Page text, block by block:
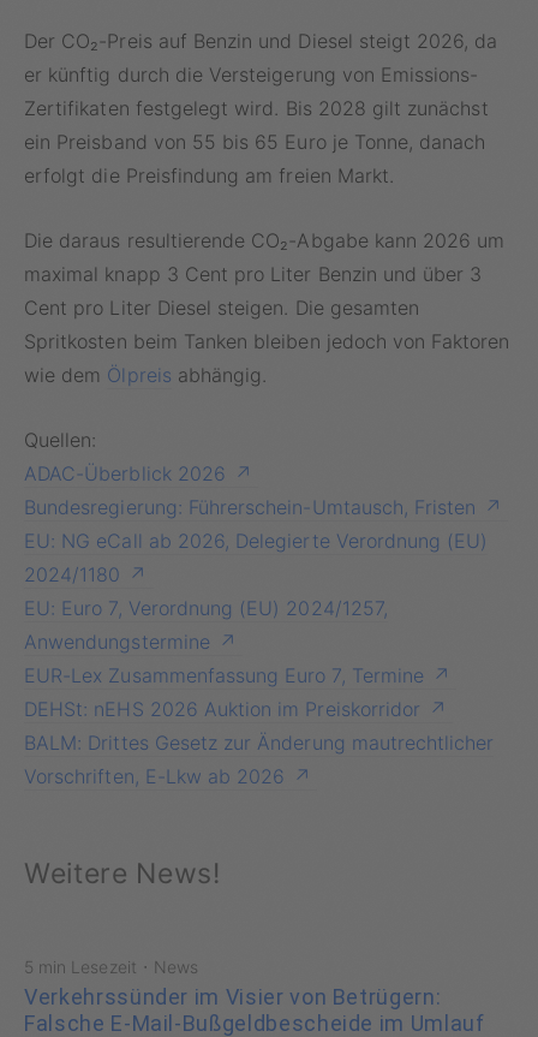
Der CO₂-Preis auf Benzin und Diesel steigt 2026, da
er künftig durch die Versteigerung von Emissions-
Zertifikaten festgelegt wird. Bis 2028 gilt zunächst
ein Preisband von 55 bis 65 Euro je Tonne, danach
erfolgt die Preisfindung am freien Markt.
Die daraus resultierende CO₂-Abgabe kann 2026 um
maximal knapp 3 Cent pro Liter Benzin und über 3
Cent pro Liter Diesel steigen. Die gesamten
Spritkosten beim Tanken bleiben jedoch von Faktoren
wie dem Ölpreis abhängig.
Quellen:
ADAC-Überblick 2026
Bundesregierung: Führerschein-Umtausch, Fristen
EU: NG eCall ab 2026, Delegierte Verordnung (EU)
2024/1180
EU: Euro 7, Verordnung (EU) 2024/1257,
Anwendungstermine
EUR-Lex Zusammenfassung Euro 7, Termine
DEHSt: nEHS 2026 Auktion im Preiskorridor
BALM: Drittes Gesetz zur Änderung mautrechtlicher
Vorschriften, E-Lkw ab 2026
Weitere News!
5 min Lesezeit · News
Verkehrssünder im Visier von Betrügern:
Falsche E-Mail-Bußgeldbescheide im Umlauf